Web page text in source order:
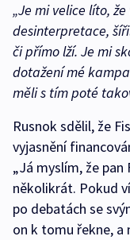
„Je mi velice líto,
desinterpretace,
či přímo lží. Je mi
dotažení mé
měli s tím poté
Rusnok sdělil, že
vyjasnění
„Já myslím, že
několikrát. Pokud
po debatách se
on k tomu řekne, a